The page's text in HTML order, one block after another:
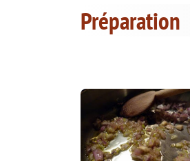
Préparation